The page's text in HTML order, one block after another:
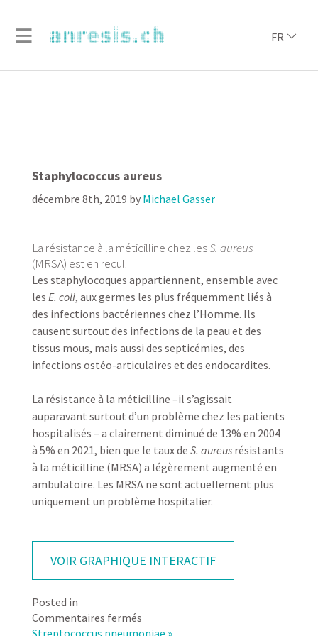
FR
Staphylococcus aureus
décembre 8th, 2019 by Michael Gasser
La résistance à la méticilline chez lesS. aureus
(MRSA) est en recul.
Les staphylocoques appartiennent, ensemble avec
les E. coli, aux germes les plus fréquemment liés à
des infections bactériennes chez l’Homme. Ils
causent surtout des infections de la peau et des
tissus mous, mais aussi des septicémies, des
infections ostéo-articulaires et des endocardites.
La résistance à la méticilline –il s’agissait
auparavant surtout d’un problème chez les patients
hospitalisés – a clairement diminué de 13% en 2004
à 5% en 2021, bien que le taux de S. aureusrésistants
à la méticilline (MRSA) a légèrement augmenté en
ambulatoire. Les MRSA ne sont actuellement plus
uniquement un problème hospitalier.
VOIR GRAPHIQUE INTERACTIF
Posted in
Commentaires ferméssur
Staphylococcus
Streptococcus pneumoniae »